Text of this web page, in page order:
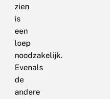
zien
is
een
loep
noodzakelijk.
Evenals
de
andere